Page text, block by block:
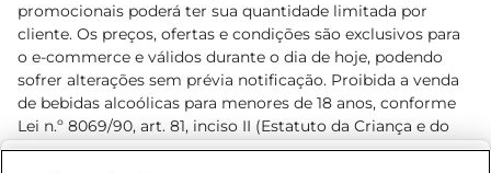
promocionais poderá ter sua quantidade limitada por
cliente. Os preços, ofertas e condições são exclusivos para
o e-commerce e válidos durante o dia de hoje, podendo
sofrer alterações sem prévia notificação. Proibida a venda
de bebidas alcoólicas para menores de 18 anos, conforme
Lei n.º 8069/90, art. 81, inciso II (Estatuto da Criança e do
Adolescente). Preços e condições exclusivos para o